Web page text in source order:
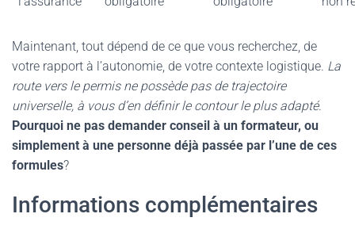
Maintenant, tout dépend de ce que vous recherchez, de
votre rapport à l’autonomie, de votre contexte logistique. La
route vers le permis ne possède pas de trajectoire
universelle, à vous d’en définir le contour le plus adapté.
Pourquoi ne pas demander conseil à un formateur, ou
simplement à une personne déjà passée par l’une de ces
formules?
Informations complémentaires